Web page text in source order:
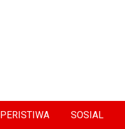
PERISTIWA SOSIAL